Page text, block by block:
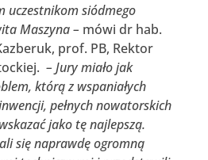
uczestnikom siódmego
Maszyna – mówi dr hab.
prof. PB, Rektor
– Jury miało jak
którą z wspaniałych
pełnych nowatorskich
jako tę najlepszą.
się naprawdę ogromną